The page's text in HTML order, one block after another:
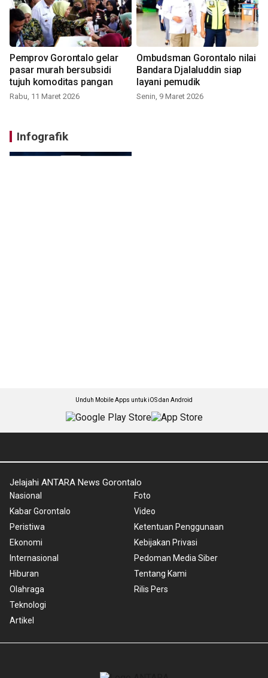
Pemprov Gorontalo gelar
pasar murah bersubsidi
tujuh komoditas pangan
Rabu, 11 Maret 2026
Ombudsman Gorontalo nilai
Bandara Djalaluddin siap
layani pemudik
Senin, 9 Maret 2026
Infografik
Unduh Mobile Apps untuk iOS dan Android
Jelajahi ANTARA News Gorontalo
Nasional
Kabar Gorontalo
Peristiwa
Ekonomi
Internasional
Hiburan
Olahraga
Teknologi
Artikel
Foto
Video
Ketentuan Penggunaan
Kebijakan Privasi
Pedoman Media Siber
Tentang Kami
Rilis Pers